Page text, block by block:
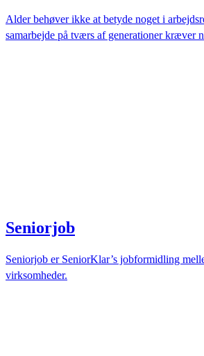
Alder behøver ikke at betyde noget i
samarbejde på tværs af generationer kræver
Seniorjob
Seniorjob er SeniorKlar’s jobformidling
virksomheder.